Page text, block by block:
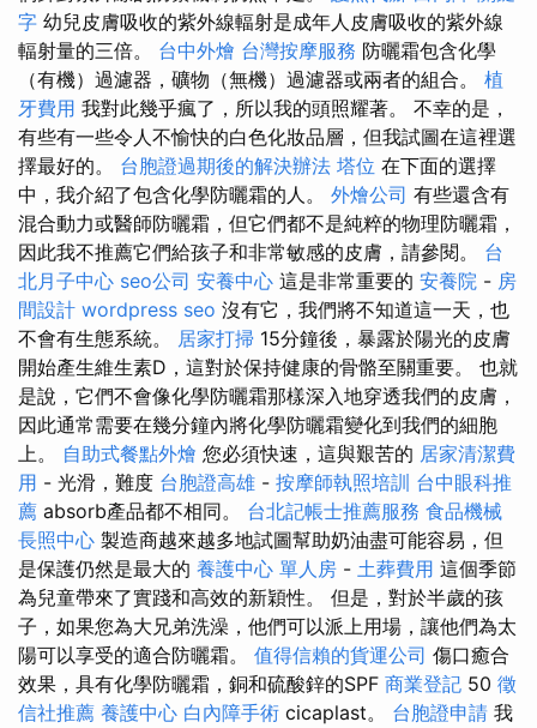
字 幼兒皮膚吸收的紫外線輻射是成年人皮膚吸收的紫外線
輻射量的三倍。 台中外燴 台灣按摩服務 防曬霜包含化學
（有機）過濾器，礦物（無機）過濾器或兩者的組合。 植
牙費用 我對此幾乎瘋了，所以我的頭照耀著。 不幸的是，
有些有一些令人不愉快的白色化妝品層，但我試圖在這裡選
擇最好的。 台胞證過期後的解決辦法 塔位 在下面的選擇
中，我介紹了包含化學防曬霜的人。 外燴公司 有些還含有
混合動力或醫師防曬霜，但它們都不是純粹的物理防曬霜，
因此我不推薦它們給孩子和非常敏感的皮膚，請參閱。 台
北月子中心 seo公司 安養中心 這是非常重要的 安養院 - 房
間設計 wordpress seo 沒有它，我們將不知道這一天，也
不會有生態系統。 居家打掃 15分鐘後，暴露於陽光的皮膚
開始產生維生素D，這對於保持健康的骨骼至關重要。 也就
是說，它們不會像化學防曬霜那樣深入地穿透我們的皮膚，
因此通常需要在幾分鐘內將化學防曬霜變化到我們的細胞
上。 自助式餐點外燴 您必須快速，這與艱苦的 居家清潔費
用 - 光滑，難度 台胞證高雄 - 按摩師執照培訓 台中眼科推
薦 absorb產品都不相同。 台北記帳士推薦服務 食品機械
長照中心 製造商越來越多地試圖幫助奶油盡可能容易，但
是保護仍然是最大的 養護中心 單人房 - 土葬費用 這個季節
為兒童帶來了實踐和高效的新穎性。 但是，對於半歲的孩
子，如果您為大兄弟洗澡，他們可以派上用場，讓他們為太
陽可以享受的適合防曬霜。 值得信賴的貨運公司 傷口癒合
效果，具有化學防曬霜，銅和硫酸鋅的SPF 商業登記 50 徵
信社推薦 養護中心 白內障手術 cicaplast。 台胞證申請 我